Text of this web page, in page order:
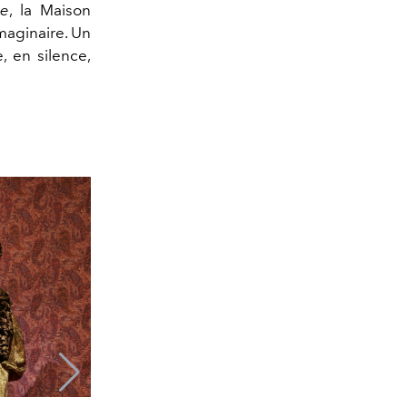
, la Maison
Un
en silence,